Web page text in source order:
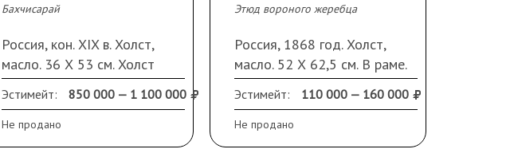
Бахчисарай
Россия, кон. XIX в. Холст,
масло. 36 Х 53 см. Холст
дублирован. Авторская
подпись в правом нижнем
углу. Оформлена в старинную
раму
Эстимейт: 850 000 — 1 100 000
Не продано
Этюд вороного жеребца
Россия, 1868 год. Холст,
масло. 52 Х 62,5 см. В раме.
Экспертиза ВХНРЦ им. И.Э.
Грабаря (эксперты Горячева
Т.П., Бурцева Э.М. 1997 год)
Эстимейт: 110 000 — 160 000
Не продано